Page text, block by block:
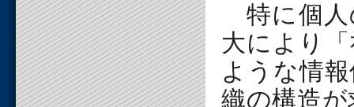
特に個人
大により
ような情
織の構造